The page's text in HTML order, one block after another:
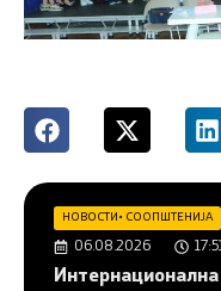
НОВОСТИ• СООПШТЕНИЈА
06.08.2026